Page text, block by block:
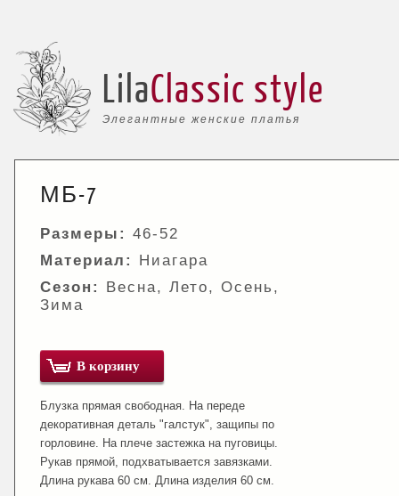
Элегантные женские платья
LilaClassic style
МБ-7
Размеры: 46-52
Материал:
Ниагара
Сезон:
Весна, Лето, Осень,
Зима
В корзину
Блузка прямая свободная. На переде
декоративная деталь "галстук", защипы по
горловине. На плече застежка на пуговицы.
Рукав прямой, подхватывается завязками.
Длина рукава 60 см. Длина изделия 60 см.